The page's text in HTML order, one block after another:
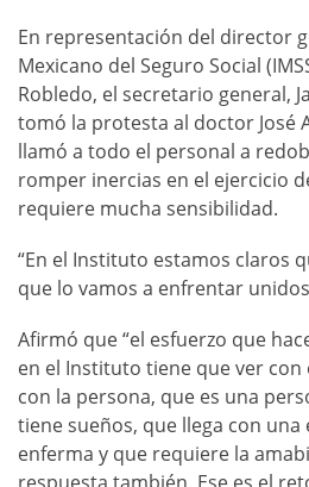
En representación del director
Mexicano del Seguro Social
Robledo, el secretario general,
tomó la protesta al doctor José
llamó a todo el personal a
romper inercias en el ejercicio
requiere mucha sensibilidad.
“En el Instituto estamos claros
que lo vamos a enfrentar
Afirmó que “el esfuerzo que
en el Instituto tiene que ver
con la persona, que es una
tiene sueños, que llega con una
enferma y que requiere la